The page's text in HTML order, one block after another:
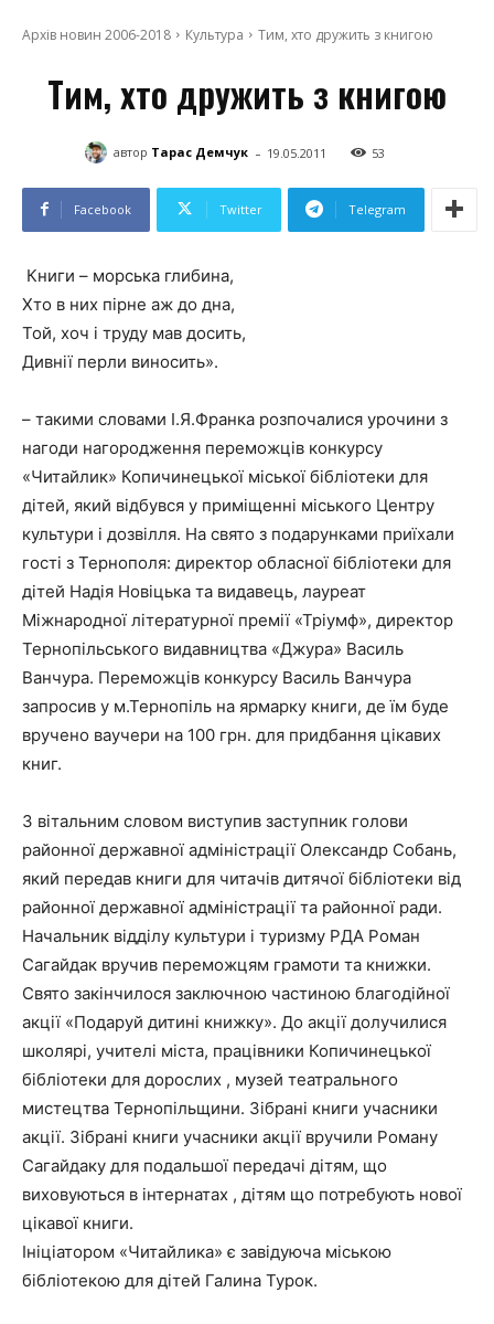
Архів новин 2006-2018 Культура Тим, хто дружить з книгою
Тим, хто дружить з книгою
автор Тарас Демчук - 19.05.2011 53
Facebook Twitter Telegram
Книги – морська глибина,
Хто в них пірне аж до дна,
Той, хоч і труду мав досить,
Дивнії перли виносить».
– такими словами І.Я.Франка розпочалися урочини з
нагоди нагородження переможців конкурсу
«Читайлик» Копичинецької міської бібліотеки для
дітей, який відбувся у приміщенні міського Центру
культури і дозвілля. На свято з подарунками приїхали
гості з Тернополя: директор обласної бібліотеки для
дітей Надія Новіцька та видавець, лауреат
Міжнародної літературної премії «Тріумф», директор
Тернопільського видавництва «Джура» Василь
Ванчура. Переможців конкурсу Василь Ванчура
запросив у м.Тернопіль на ярмарку книги, де їм буде
вручено ваучери на 100 грн. для придбання цікавих
книг.
З вітальним словом виступив заступник голови
районної державної адміністрації Олександр Собань,
який передав книги для читачів дитячої бібліотеки від
районної державної адміністрації та районної ради.
Начальник відділу культури і туризму РДА Роман
Сагайдак вручив переможцям грамоти та книжки.
Свято закінчилося заключною частиною благодійної
акції «Подаруй дитині книжку». До акції долучилися
школярі, учителі міста, працівники Копичинецької
бібліотеки для дорослих , музей театрального
мистецтва Тернопільщини. Зібрані книги учасники
акції. Зібрані книги учасники акції вручили Роману
Сагайдаку для подальшої передачі дітям, що
виховуються в інтернатах , дітям що потребують нової
цікавої книги.
Ініціатором «Читайлика» є завідуюча міською
бібліотекою для дітей Галина Турок.